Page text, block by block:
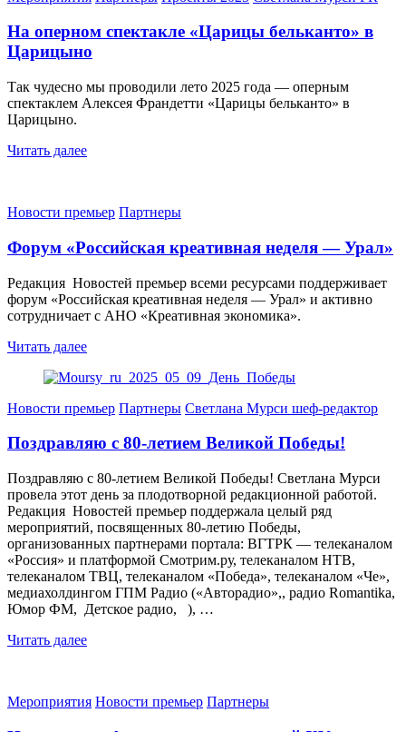
На оперном спектакле «Царицы бельканто» в
Царицыно
Так чудесно мы проводили лето 2025 года — оперным
спектаклем Алексея Франдетти «Царицы бельканто» в
Царицыно.
Читать далее
Новости премьер Партнеры
Форум «Российская креативная неделя — Урал»
Редакция Новостей премьер всеми ресурсами поддерживает
форум «Российская креативная неделя — Урал» и активно
сотрудничает с АНО «Креативная экономика».
Читать далее
Новости премьер Партнеры Светлана Мурси шеф-редактор
Поздравляю с 80-летием Великой Победы!
Поздравляю с 80-летием Великой Победы! Светлана Мурси
провела этот день за плодотворной редакционной работой.
Редакция Новостей премьер поддержала целый ряд
мероприятий, посвященных 80-летию Победы,
организованных партнерами портала: ВГТРК — телеканалом
«Россия» и платформой Смотрим.ру, телеканалом НТВ,
телеканалом ТВЦ, телеканалом «Победа», телеканалом «Че»,
медиахолдингом ГПМ Радио («Авторадио»,, радио Romantika,
Юмор ФМ, Детское радио, ), …
Читать далее
Мероприятия Новости премьер Партнеры